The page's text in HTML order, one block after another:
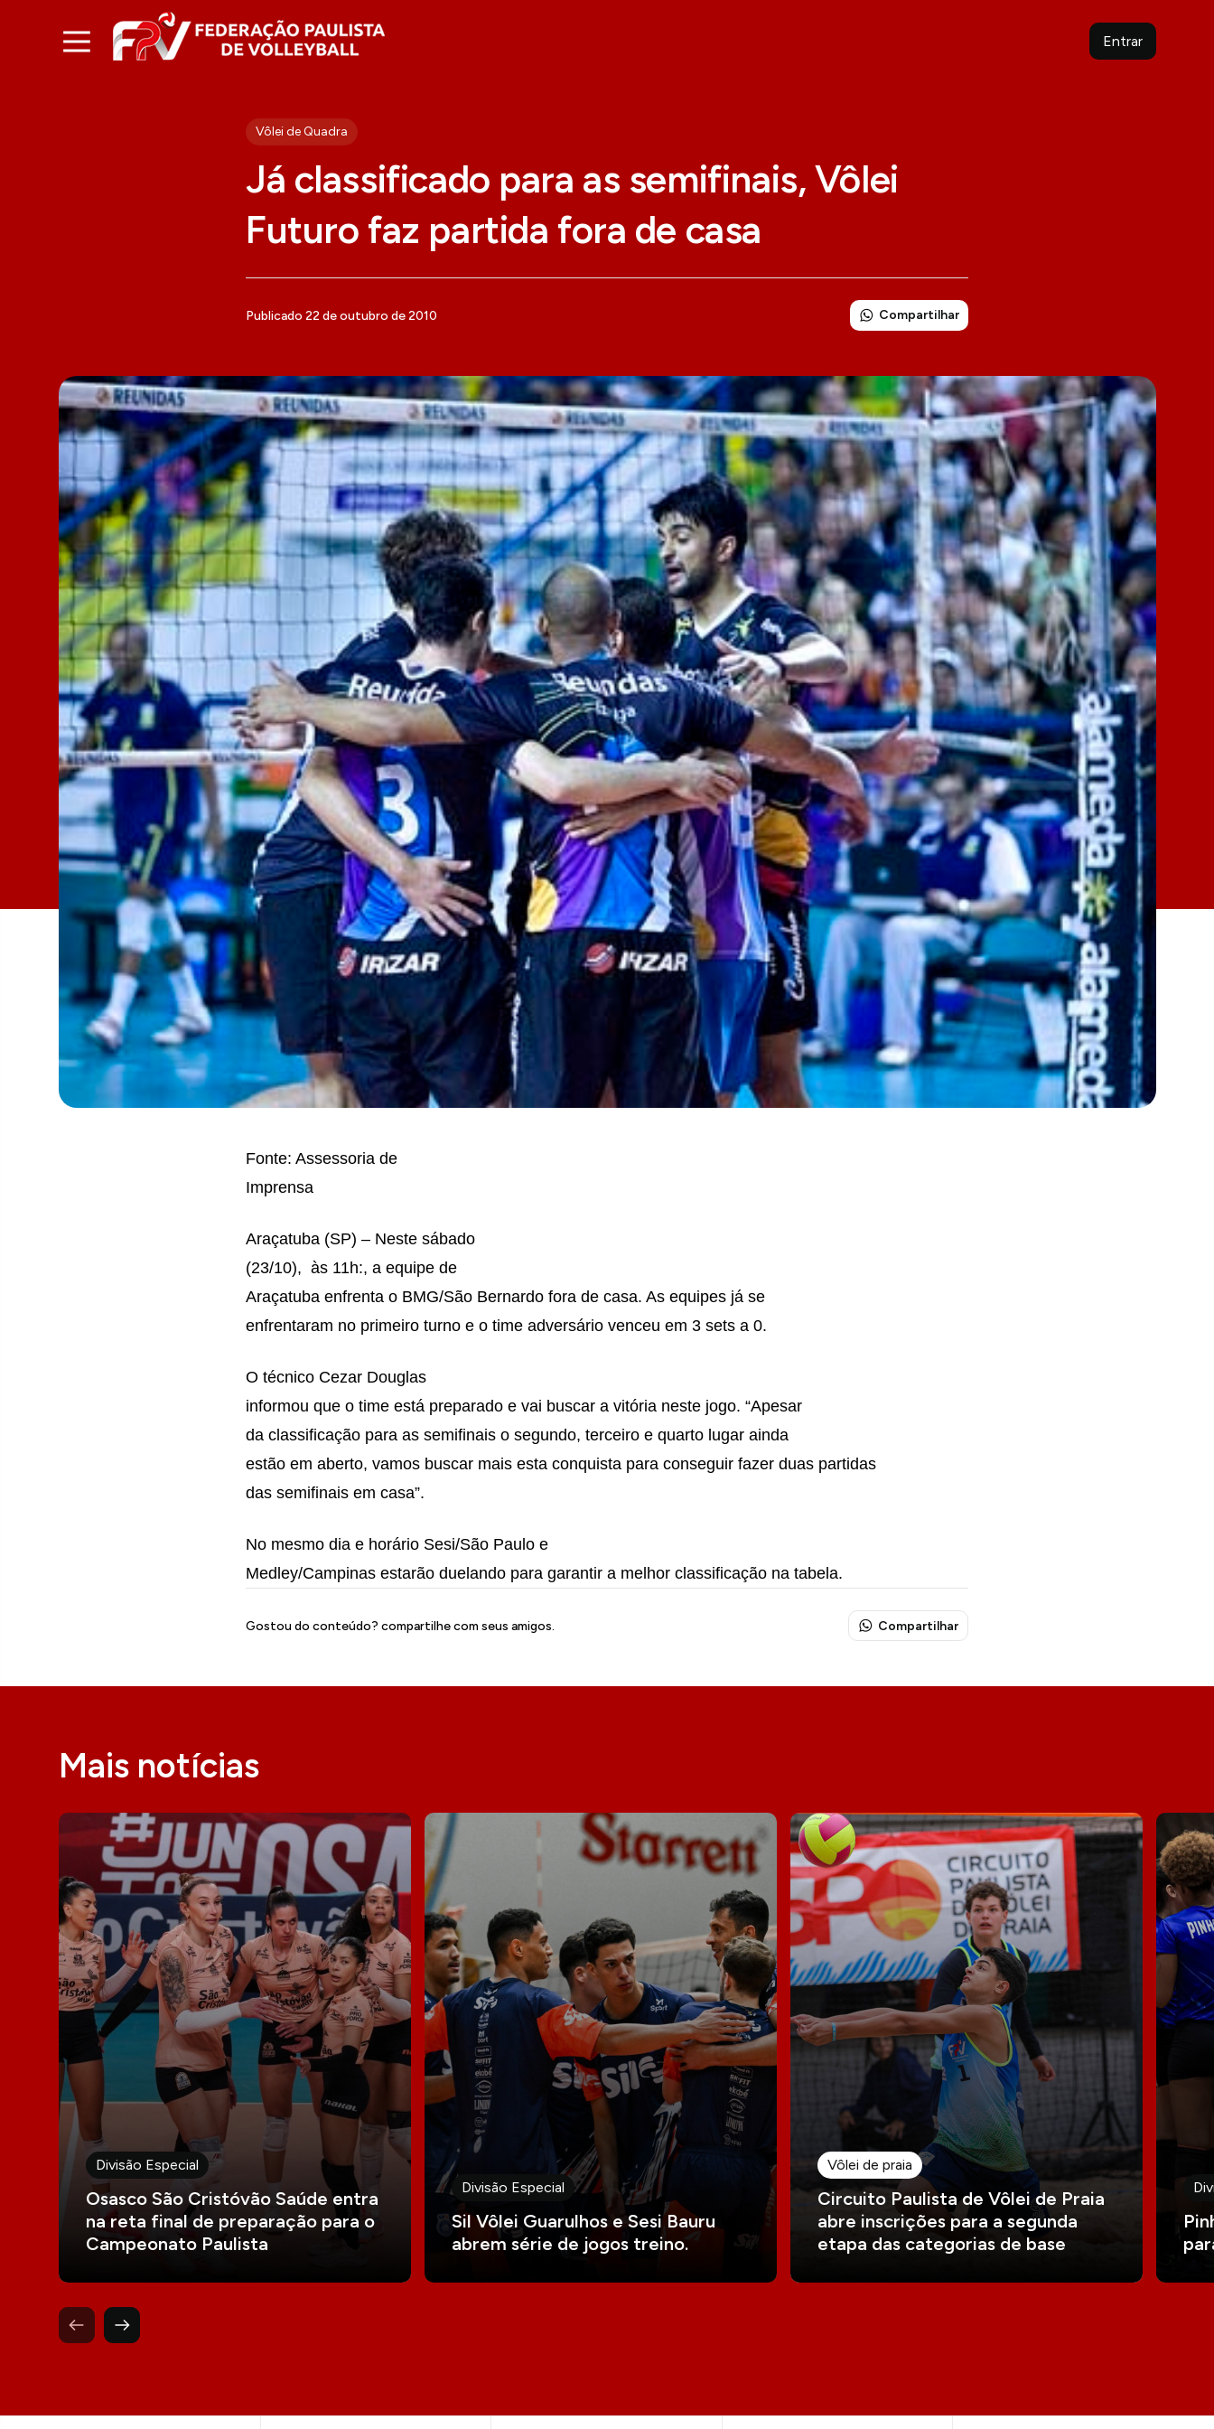
Entrar
Vôlei de Quadra
Já classificado para as semifinais, Vôlei
Futuro faz partida fora de casa
Publicado 22 de outubro de 2010 Compartilhar
Fonte: Assessoria de
Imprensa
Araçatuba (SP) – Neste sábado
(23/10), às 11h:, a equipe de
Araçatuba enfrenta o BMG/São Bernardo fora de casa. As equipes já se
enfrentaram no primeiro turno e o time adversário venceu em 3 sets a 0.
O técnico Cezar Douglas
informou que o time está preparado e vai buscar a vitória neste jogo. “Apesar
da classificação para as semifinais o segundo, terceiro e quarto lugar ainda
estão em aberto, vamos buscar mais esta conquista para conseguir fazer duas partidas
das semifinais em casa”.
No mesmo dia e horário Sesi/São Paulo e
Medley/Campinas estarão duelando para garantir a melhor classificação na tabela.
Gostou do conteúdo? compartilhe com seus amigos. Compartilhar
Mais notícias
Divisão Especial
Osasco São Cristóvão Saúde entra
na reta final de preparação para o
Campeonato Paulista
Divisão Especial
Sil Vôlei Guarulhos e Sesi Bauru
abrem série de jogos treino.
Vôlei de praia
Circuito Paulista de Vôlei de Praia
abre inscrições para a segunda
etapa das categorias de base